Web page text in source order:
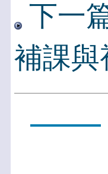
下一
補課與